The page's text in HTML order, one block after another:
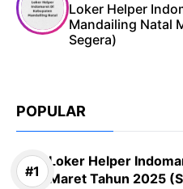
Loker Helper
Mandailing Natal
Segera)
POPULAR
Loker Helper
Maret Tahun 2025